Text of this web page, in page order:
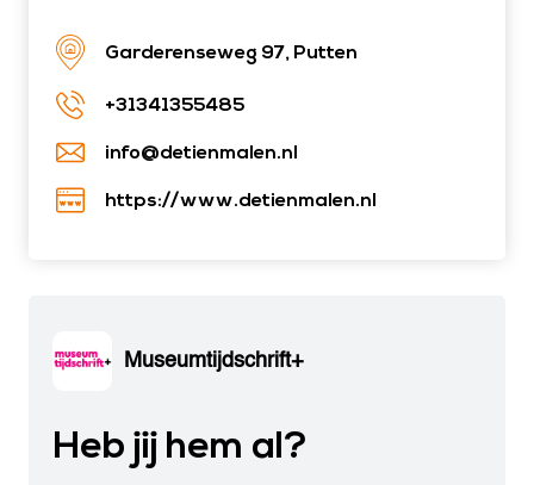
Garderenseweg 97, Putten
+31341355485
info@detienmalen.nl
https://www.detienmalen.nl
Museumtijdschrift+
Heb jij hem al?